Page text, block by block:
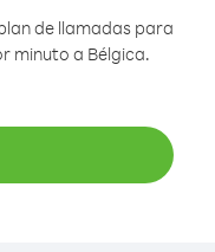
de llamadas para
minuto a Bélgica.